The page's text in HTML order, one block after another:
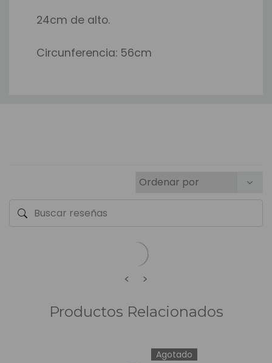
24cm de alto.
Circunferencia: 56cm
< >
Productos Relacionados
Agotado